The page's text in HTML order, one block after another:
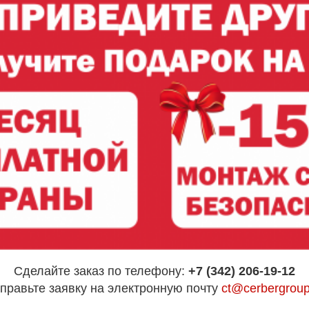
Сделайте заказ по телефону: +7 (342) 206-19-12
заявку на электронную почту